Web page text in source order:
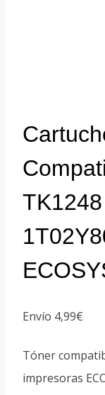
Envío 4,99€
Tóner
impresoras